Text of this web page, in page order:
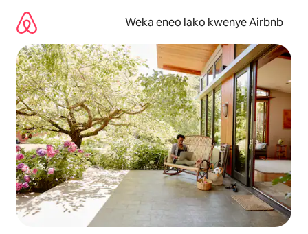
kwenda
kwenye
maudhui
Weka eneo lako kwenye Airbnb